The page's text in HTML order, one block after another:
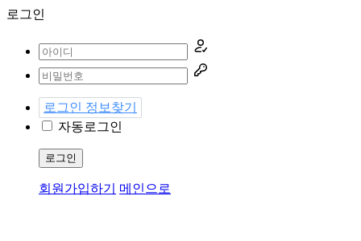
로그인
로그인 정보찾기
자동로그인
로그인
회원가입하기 메인으로